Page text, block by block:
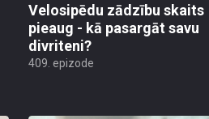
Velosipēdu zādzību skaits
pieaug - kā pasargāt savu
divriteni?
409. epizode